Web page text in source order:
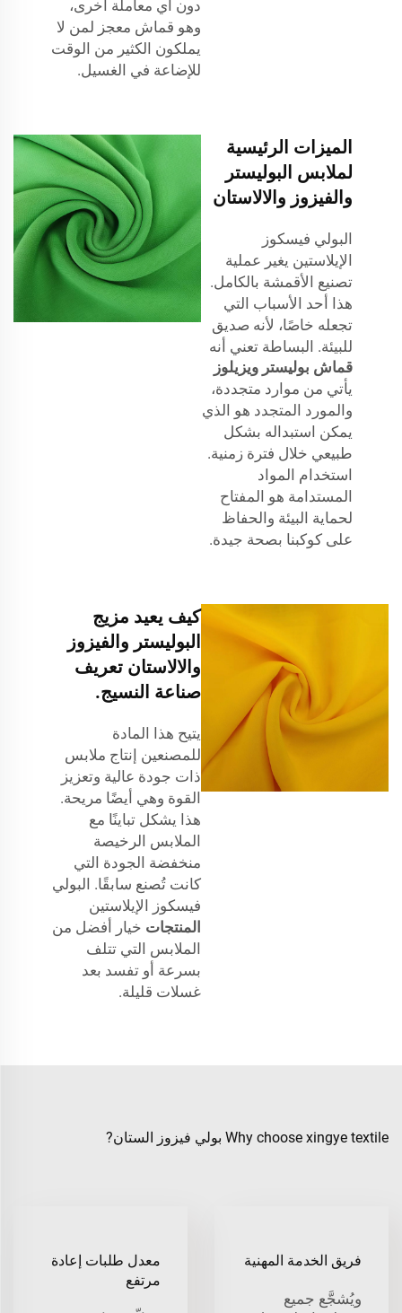
دون أي معاملة أخرى،
وهو قماش معجز لمن لا
يملكون الكثير من الوقت
للإضاعة في الغسيل.
الميزات الرئيسية
لملابس البوليستر
والفيزوز والالاستان
البولي فيسكوز
الإيلاستين يغير عملية
تصنيع الأقمشة بالكامل.
هذا أحد الأسباب التي
تجعله خاصًا، لأنه صديق
للبيئة. البساطة تعني أنه
قماش بوليستر ويزيلوز
يأتي من موارد متجددة،
والمورد المتجدد هو الذي
يمكن استبداله بشكل
طبيعي خلال فترة زمنية.
استخدام المواد
المستدامة هو المفتاح
لحماية البيئة والحفاظ
على كوكبنا بصحة جيدة.
كيف يعيد مزيج
البوليستر والفيزوز
والالاستان تعريف
صناعة النسيج.
يتيح هذا المادة
للمصنعين إنتاج ملابس
ذات جودة عالية وتعزيز
القوة وهي أيضًا مريحة.
هذا يشكل تباينًا مع
الملابس الرخيصة
منخفضة الجودة التي
كانت تُصنع سابقًا. البولي
فيسكوز الإيلاستين
المنتجات خيار أفضل من
الملابس التي تتلف
بسرعة أو تفسد بعد
غسلات قليلة.
Why choose xingye textile بولي فيزوز الستان?
فريق الخدمة المهنية
ويُشجَّع جميع
معدل طلبات إعادة
مرتفع